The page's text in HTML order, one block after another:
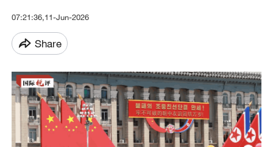
07:21:36,11-Jun-2026
Share